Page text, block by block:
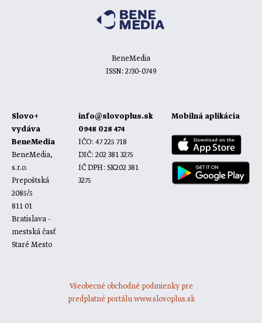
BeneMedia
ISSN: 2730-0749
Slovo+
vydáva
BeneMedia
BeneMedia,
s.r.o.
Prepoštská
2085/5
811 01
Bratislava -
mestská časť
Staré Mesto
info@slovoplus.sk
0948 028 474
IČO: 47 225 718
DIČ: 202 381 3275
IČ DPH: SK202 381
3275
Mobilná aplikácia
Všeobecné obchodné podmienky pre
predplatné portálu www.slovoplus.sk